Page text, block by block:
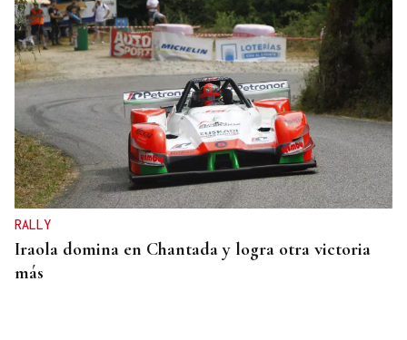
RALLY
Iraola domina en Chantada y logra otra victoria
más